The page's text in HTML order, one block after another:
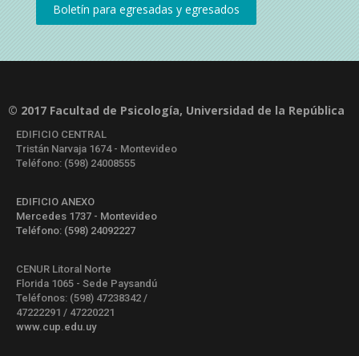
© 2017 Facultad de Psicología, Universidad de la República
EDIFICIO CENTRAL
Tristán Narvaja 1674 - Montevideo
Teléfono: (598) 24008555
EDIFICIO ANEXO
Mercedes 1737 - Montevideo
Teléfono: (598) 24092227
CENUR Litoral Norte
Florida 1065 - Sede Paysandú
Teléfonos: (598) 47238342 /
47222291 / 47220221
www.cup.edu.uy